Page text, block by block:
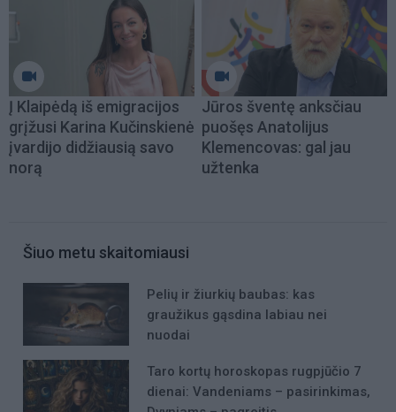
Į Klaipėdą iš emigracijos
grįžusi Karina Kučinskienė
įvardijo didžiausią savo
norą
Jūros šventę anksčiau
puošęs Anatolijus
Klemencovas: gal jau
užtenka
Šiuo metu skaitomiausi
Pelių ir žiurkių baubas: kas
graužikus gąsdina labiau nei
nuodai
Taro kortų horoskopas rugpjūčio 7
dienai: Vandeniams – pasirinkimas,